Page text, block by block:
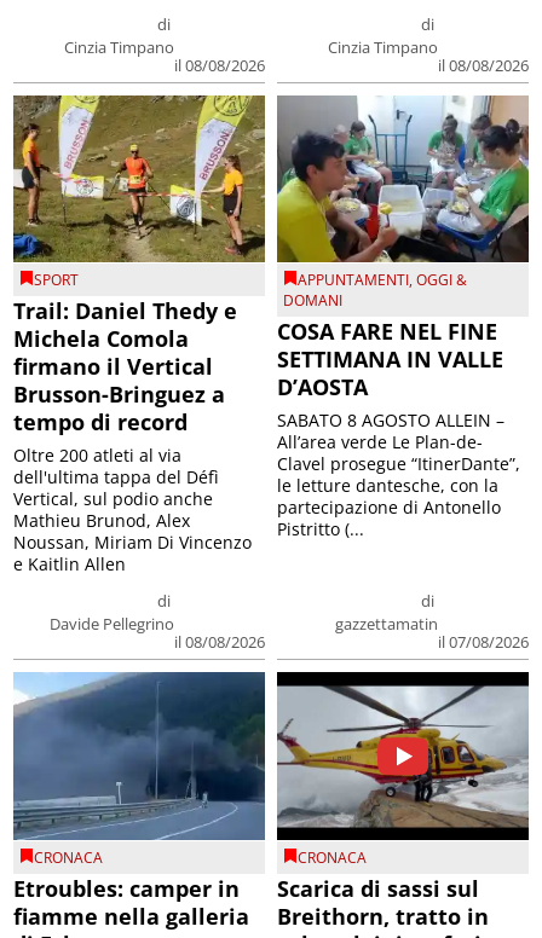
di
Cinzia Timpano
il 08/08/2026
di
Cinzia Timpano
il 08/08/2026
SPORT
Trail: Daniel Thedy e
Michela Comola
firmano il Vertical
Brusson-Bringuez a
tempo di record
di
Davide Pellegrino
il 08/08/2026
Oltre 200 atleti al via
dell'ultima tappa del Défì
Vertical, sul podio anche
Mathieu Brunod, Alex
Noussan, Miriam Di Vincenzo
e Kaitlin Allen
APPUNTAMENTI,OGGI &
DOMANI
COSA FARE NEL FINE
SETTIMANA IN VALLE
D’AOSTA
di
gazzettamatin
il 07/08/2026
SABATO 8 AGOSTO ALLEIN –
All’area verde Le Plan-de-
Clavel prosegue “ItinerDante”,
le letture dantesche, con la
partecipazione di Antonello
Pistritto (...
CRONACA
Etroubles: camper in
fiamme nella galleria
CRONACA
Scarica di sassi sul
Breithorn, tratto in